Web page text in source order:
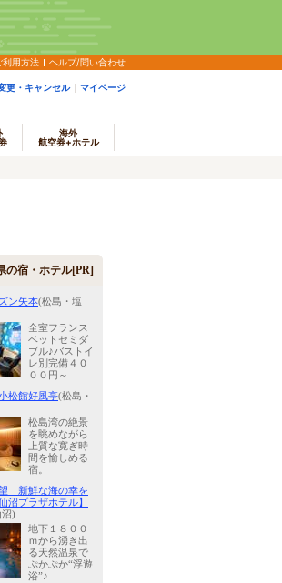
利用方法 ヘルプ/問い合わせ
更・キャンセル マイページ
海外
航空券+ホテル
の宿・ホテル[PR]
ン矢本(松島・塩
全室フランス
ベットセミダ
ブル♪バストイ
レ別完備４０
００円～
松館好風亭(松島・
松島湾の絶景
を眺めながら
上質な寛ぎ時
間を愉しめる
宿。
新鮮な海の幸を
沼プラザホテル】
)
地下１８００
ｍから湧き出
る天然温泉で
ぷかぷか“浮遊
浴”♪